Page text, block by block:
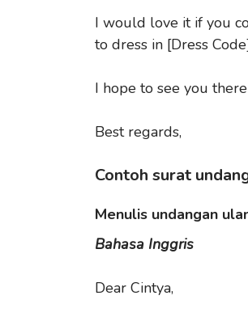
I would love it if you
to dress in [Dress
I hope to see you
Best regards,
Contoh surat
Menulis undangan
Bahasa Inggris
Dear Cintya,